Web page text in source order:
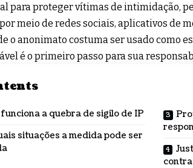
para proteger vítimas de intimidação,
meio de redes sociais, aplicativos de
o anonimato costuma ser usado como
é o primeiro passo para sua
funciona a quebra de sigilo de IP
situações a medida pode ser